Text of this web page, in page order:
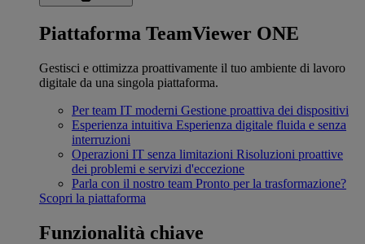
Piattaforma TeamViewer ONE
Gestisci e ottimizza proattivamente il tuo ambiente di lavoro
digitale da una singola piattaforma.
Per team IT moderni Gestione proattiva dei dispositivi
Esperienza intuitiva Esperienza digitale fluida e senza
interruzioni
Operazioni IT senza limitazioni Risoluzioni proattive
dei problemi e servizi d'eccezione
Parla con il nostro team Pronto per la trasformazione?
Scopri la piattaforma
Funzionalità chiave